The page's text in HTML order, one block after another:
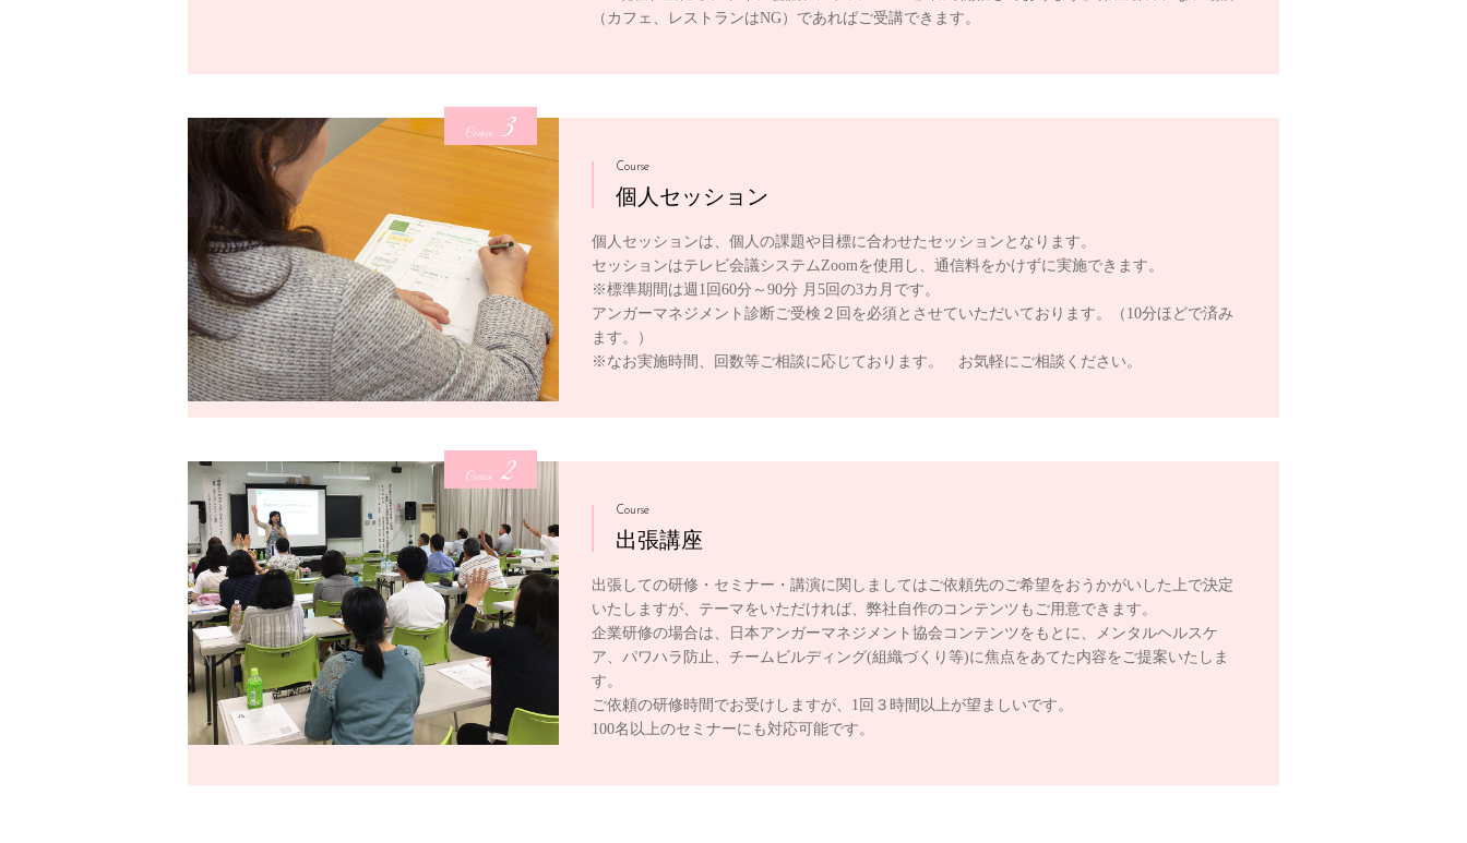
（カフェ、レストランはNG）であればご受講できます。
Course 3
Course
個人セッション
個人セッションは、個人の課題や目標に合わせたセッションとなります。
セッションはテレビ会議システムZoomを使用し、通信料をかけずに実施できます。
※標準期間は週1回60分～90分 月5回の3カ月です。
アンガーマネジメント診断ご受検２回を必須とさせていただいております。（10分ほどで済み
ます。）
※なお実施時間、回数等ご相談に応じております。 お気軽にご相談ください。
Course 2
Course
出張講座
出張しての研修・セミナー・講演に関しましてはご依頼先のご希望をおうかがいした上で決定
いたしますが、テーマをいただければ、弊社自作のコンテンツもご用意できます。
企業研修の場合は、日本アンガーマネジメント協会コンテンツをもとに、メンタルヘルスケ
ア、パワハラ防止、チームビルディング(組織づくり等)に焦点をあてた内容をご提案いたしま
す。
ご依頼の研修時間でお受けしますが、1回３時間以上が望ましいです。
100名以上のセミナーにも対応可能です。